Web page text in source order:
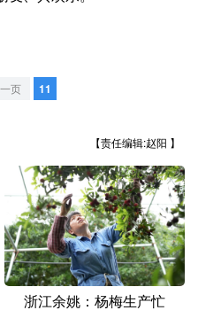
福建
海南 重庆
云南 西藏
青海 宁夏
黑龙江
一页 11
【责任编辑:赵阳 】
浙江余姚：杨梅生产忙